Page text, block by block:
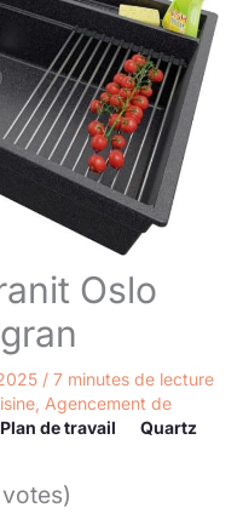
Oslo
/ 7 minutes de lecture
Agencement de
Plan de travail Quartz